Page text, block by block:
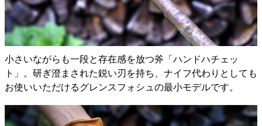
小さいながらも一段と存在感を放つ斧「ハンドハチェッ
ト」。研ぎ澄まされた鋭い刃を持ち、ナイフ代わりとしても
お使いいただけるグレンスフォシュの最小モデルです。